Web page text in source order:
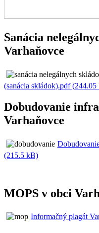
Sanácia
Varhaňovce
(sanácia skládok).pdf
Dobudovanie
Varhaňovce
(215.5 kB)
MOPS v obci
Informačný plagát